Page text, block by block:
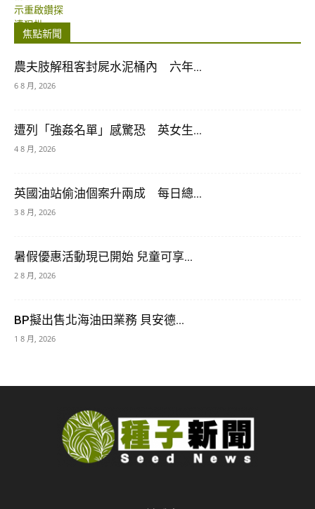
焦點新聞
農夫肢解租客封屍水泥桶內 六年...
6 8 月, 2026
遭列「強姦名單」感驚恐 英女生...
4 8 月, 2026
英國油站偷油個案升兩成 每日總...
3 8 月, 2026
暑假優惠活動現已開始 兒童可享...
2 8 月, 2026
BP擬出售北海油田業務 貝安德...
1 8 月, 2026